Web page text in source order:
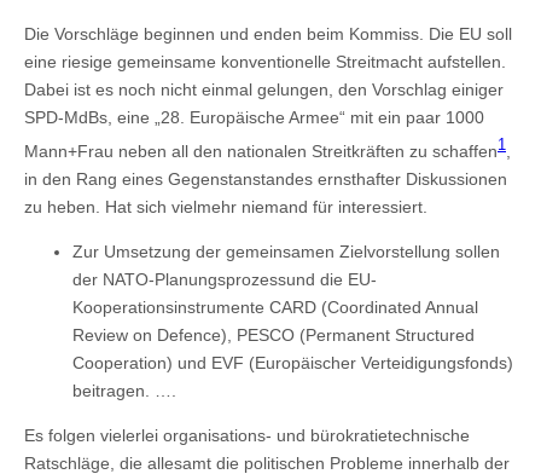
Die Vorschläge beginnen und enden beim Kommiss. Die EU soll
eine riesige gemeinsame konventionelle Streitmacht aufstellen.
Dabei ist es noch nicht einmal gelungen, den Vorschlag einiger
SPD-MdBs, eine „28. Europäische Armee“ mit ein paar 1000
Mann+Frau neben all den nationalen Streitkräften zu schaffen1
in den Rang eines Gegenstanstandes ernsthafter Diskussionen
zu heben. Hat sich vielmehr niemand für interessiert.
Zur Umsetzung der gemeinsamen Zielvorstellung sollen
der NATO-Planungsprozessund die EU-
Kooperationsinstrumente CARD (Coordinated Annual
Review on Defence), PESCO (Permanent Structured
Cooperation) und EVF (Europäischer Verteidigungsfonds)
beitragen. ….
Es folgen vielerlei organisations- und bürokratietechnische
Ratschläge, die allesamt die politischen Probleme innerhalb der